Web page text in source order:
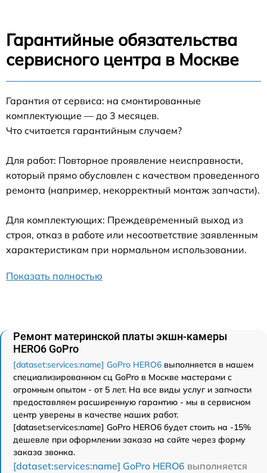
Гарантийные обязательства
сервисного центра в Москве
Гарантия от сервиса: на смонтированные
комплектующие — до 3 месяцев.
Что считается гарантийным случаем?
Для работ: Повторное проявление неисправности,
который прямо обусловлен с качеством проведенного
ремонта (например, некорректный монтаж запчасти).
Для комплектующих: Преждевременный выход из
строя, отказ в работе или несоответствие заявленным
характеристикам при нормальном использовании.
Показать полностью
Ремонт материнской платы экшн-камеры
HERO6 GoPro
[dataset:services:name] GoPro HERO6 выполняется в нашем
специализированном сц GoPro в Москве мастерами с
огромным опытом - от 5 лет. На все виды услуг и запчасти
предоставляем расширенную гарантию - мы в сервисном
центр уверены в качестве наших работ.
[dataset:services:name] GoPro HERO6 будет стоить на -15%
дешевле при оформлении заказа на сайте через форму
заказа звонка.
[dataset:services:name] GoPro HERO6 выполняется